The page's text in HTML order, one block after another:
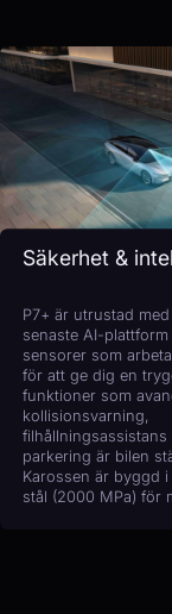
Säkerhet &
P7+ är utrustad med
senaste AI-
sensorer som
för att ge dig en
funktioner som
kollisionsvarning,
parkering är bilen
Karossen är byggd
stål (2000 MPa) för